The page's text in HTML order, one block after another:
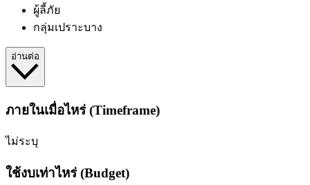
ผู้ลี้ภัย
กลุ่มเปราะบาง
อ่านต่อ
ภายในเมื่อไหร่ (Timeframe)
ไม่ระบุ
ใช้งบเท่าไหร่ (Budget)